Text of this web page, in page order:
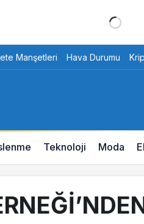
Manşetleri Hava Durumu
Teknoloji Moda